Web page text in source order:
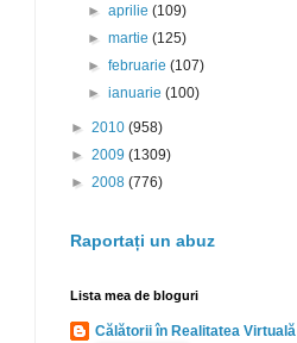
►aprilie(109)
►martie(125)
►februarie(107)
►ianuarie(100)
► 2010 (958)
► 2009 (1309)
► 2008 (776)
Raportați un abuz
Lista mea de bloguri
Călătorii în Realitatea Virtuală